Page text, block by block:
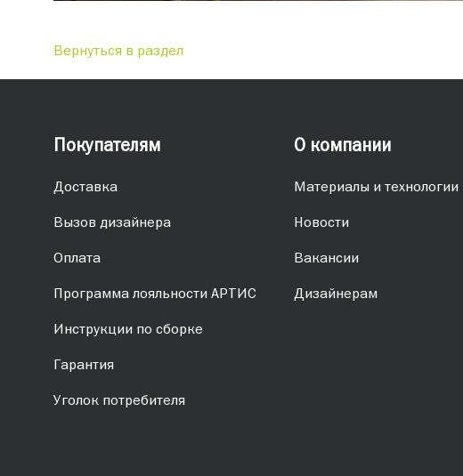
Вернуться в раздел
Покупателям
Доставка
Вызов дизайнера
Оплата
Программа лояльности АРТИС
Инструкции по сборке
Гарантия
Уголок потребителя
О компании
Материалы и технологии
Новости
Вакансии
Дизайнерам